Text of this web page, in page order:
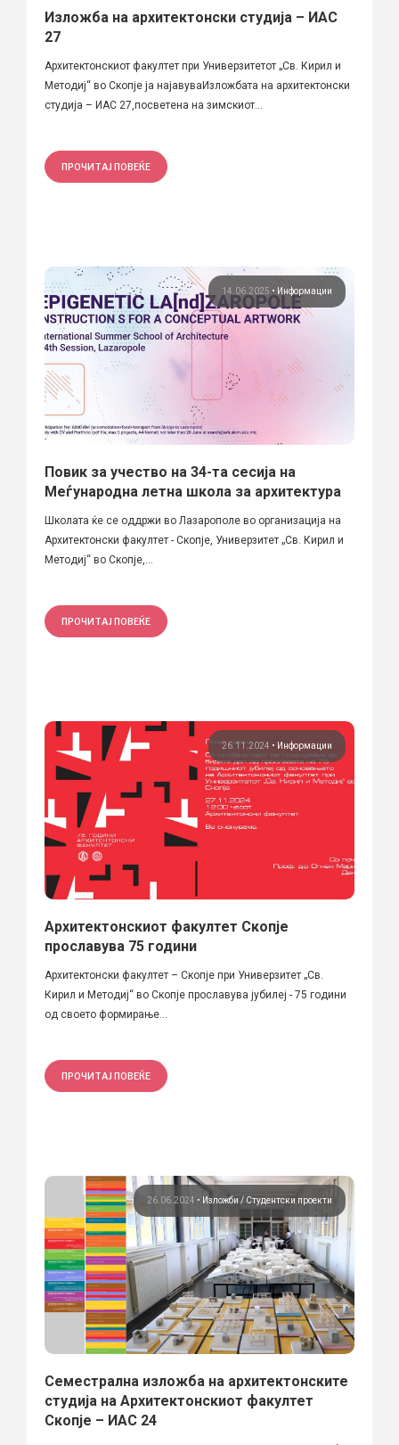
Изложба на архитектонски студија – ИАС
27
Архитектонскиот факултет при Универзитетот „Св. Кирил и
Методиј“ во Скопје ја најавуваИзложбата на архитектонски
студија – ИАС 27,посветена на зимскиот...
ПРОЧИТАЈ ПОВЕЌЕ
14.06.2025 • Информации
Повик за учество на 34-та сесија на
Меѓународна летна школа за архитектура
Школата ќе се оддржи во Лазарополе во организација на
Архитектонски факултет - Скопје, Универзитет „Св. Кирил и
Методиј“ во Скопје,...
ПРОЧИТАЈ ПОВЕЌЕ
26.11.2024 • Информации
Архитектонскиот факултет Скопје
прославува 75 години
Архитектонски факултет – Скопје при Универзитет „Св.
Кирил и Методиј“ во Скопје прославува јубилеј - 75 години
од своето формирање...
ПРОЧИТАЈ ПОВЕЌЕ
26.06.2024 • Изложби Студентски проекти
Семестрална изложба на архитектонските
студија на Архитектонскиот факултет
Скопје – ИАС 24